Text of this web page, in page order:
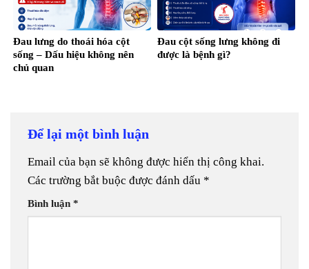
Đau lưng do thoái hóa cột
sống – Dấu hiệu không nên
chủ quan
Đau cột sống lưng không đi
được là bệnh gì?
Để lại một bình luận
Email của bạn sẽ không được hiển thị công khai.
Các trường bắt buộc được đánh dấu *
Bình luận *